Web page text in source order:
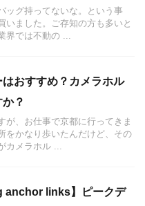
ッグ持ってないな。という事
いました。ご存知の方も多いと
界では不動の ...
はおすすめ？カメラホル
？
が、お仕事で京都に行ってきま
をかなり歩いたんだけど、その
カメラホル ...
anchor links】ピークデ